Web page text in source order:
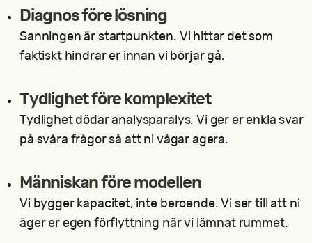
Diagnos före lösning
Sanningen är startpunkten. Vi hittar det som
faktiskt hindrar er innan vi börjar gå.
Tydlighet före komplexitet
Tydlighet dödar analysparalys. Vi ger er enkla svar
på svåra frågor så att ni vågar agera.
Människan före modellen
Vi bygger kapacitet, inte beroende. Vi ser till att ni
äger er egen förflyttning när vi lämnat rummet.